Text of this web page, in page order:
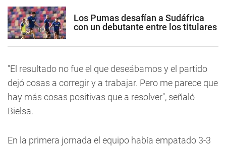
Los Pumas desafían a Sudáfrica
con un debutante entre los titulares
"El resultado no fue el que deseábamos y el partido
dejó cosas a corregir y a trabajar. Pero me parece que
hay más cosas positivas que a resolver", señaló
Bielsa.
En la primera jornada el equipo había empatado 3-3